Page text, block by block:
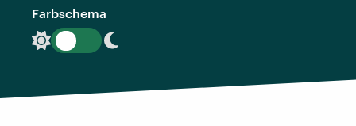
Farbschema